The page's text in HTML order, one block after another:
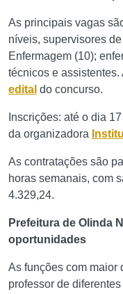
As principais vagas
níveis, supervisores
Enfermagem (10);
técnicos e
edital do concurso.
Inscrições: até o dia
da organizadora
As contratações são
horas semanais, com
4.329,24.
Prefeitura de Olinda
oportunidades
As funções com maior
professor de